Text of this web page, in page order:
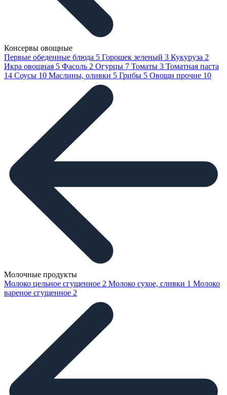
Консервы овощные
Первые обеденные блюда 5 Горошек зеленый 3 Кукуруза 2
Икра овощная 5 Фасоль 2 Огурцы 7 Томаты 3 Томатная паста
14 Соусы 10 Маслины, оливки 5 Грибы 5 Овощи прочие 10
Молочные продукты
Молоко цельное сгущенное 2 Молоко сухое, сливки 1 Молоко
вареное сгущенное 2